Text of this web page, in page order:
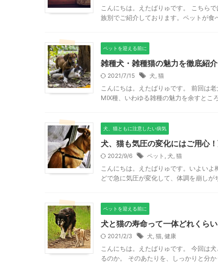
こんにちは。えたばりゅです。 こちら
族別でご紹介しております。ペットが
ペットを迎える前に
雑種犬・雑種猫の魅力を徹底紹
2021/7/15 犬, 猫
こんにちは。えたばりゅです。 前回は
MIX種、いわゆる雑種の魅力を余すとこ
犬、猫ともに注意したい病気
犬、猫も気圧の変化にはご用心
2022/9/6 ペット , 犬, 猫
こんにちは。えたばりゅです。いよい
どで急に気圧が変化して、体調を崩し
ペットを迎える前に
犬と猫の寿命って一体どれくら
2021/2/3 犬, 猫, 健康
こんにちは。えたばりゅです。 今回は
るのか。 そのあたりを、しっかりと分